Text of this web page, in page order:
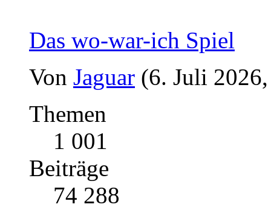
Das wo-war-ich Spiel
Von Jaguar (6. Juli
Themen
1 001
Beiträge
74 288